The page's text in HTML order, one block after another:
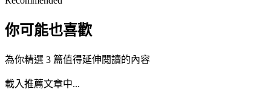
你可能也喜歡
為你精選 3 篇值得延伸閱讀的內容
載入推薦文章中...